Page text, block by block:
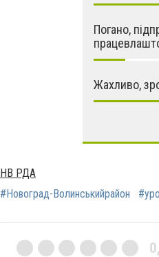
Погано,
Жахливо,
НВ РДА
#Новоград-Волинськийрайон